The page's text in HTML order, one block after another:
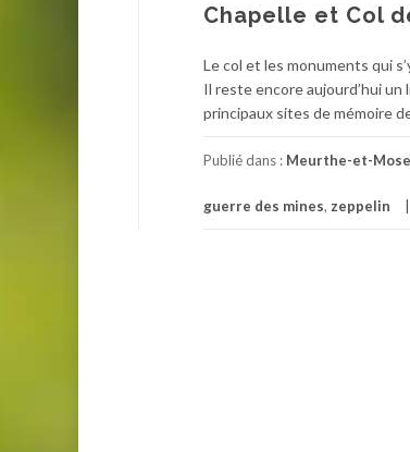
Chapelle et Col
Le col et les monuments qui
Il reste encore aujourd’hui
principaux sites de mémoire
Publié dans : Meurthe-et-
guerre des mines, zeppelin